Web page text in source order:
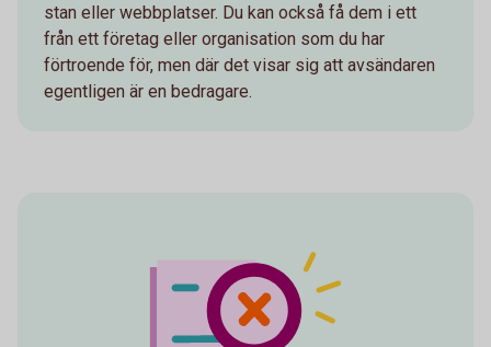
stan eller webbplatser. Du kan också få dem i ett
från ett företag eller organisation som du har
förtroende för, men där det visar sig att avsändaren
egentligen är en bedragare.